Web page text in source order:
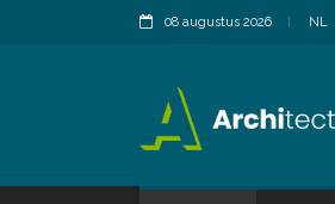
08 augustus 2026 NL